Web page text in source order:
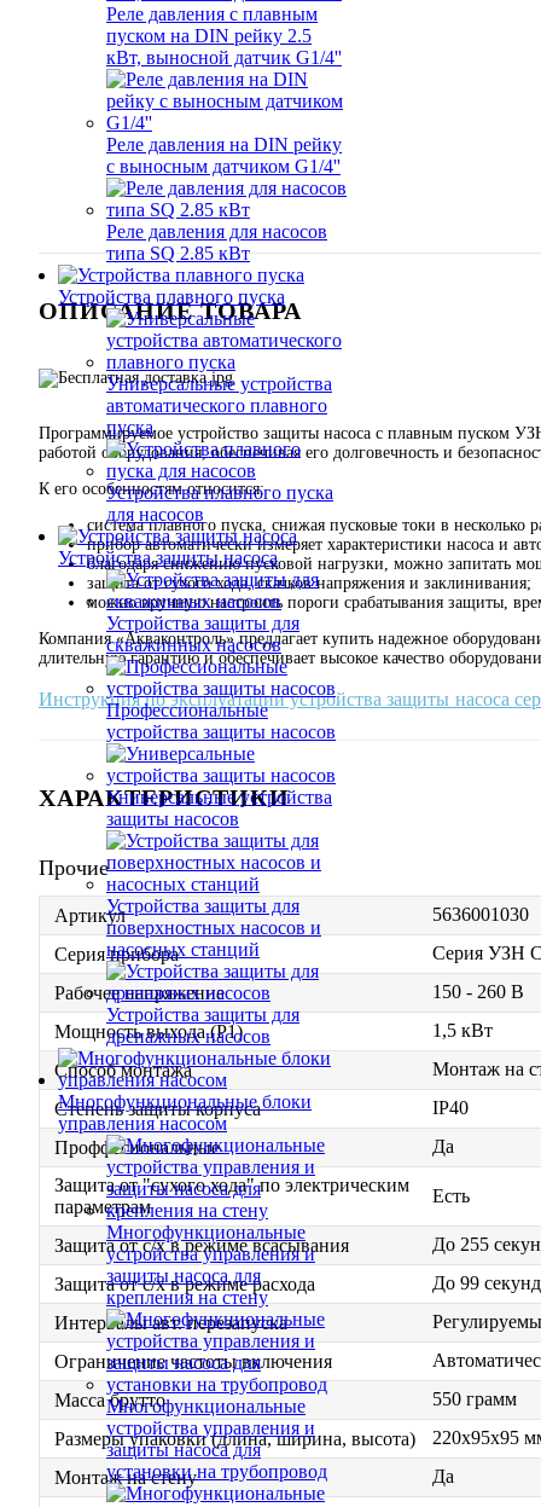
Реле давления с плавным
пуском на DIN рейку 2.5
кВт, выносной датчик G1/4''
Реле давления на DIN рейку
с выносным датчиком G1/4''
Реле давления для насосов
типа SQ 2.85 кВт
Устройства плавного пуска
Универсальные устройства
автоматического плавного
пуска
Устройства плавного пуска
для насосов
Устройства защиты насоса
Устройства защиты для
скважинных насосов
Профессиональные
устройства защиты насосов
Универсальные устройства
защиты насосов
Устройства защиты для
поверхностных насосов и
насосных станций
Устройства защиты для
дренажных насосов
Многофункциональные блоки
управления насосом
Многофункциональные
устройства управления и
защиты насоса для
крепления на стену
Многофункциональные
устройства управления и
защиты насоса для
установки на трубопровод
ОПИСАНИЕ ТОВАРА
Программируемое устройство защиты насоса с плавным пуском
работой оборудования, обеспечивая его долговечность и
К его особенностям относится:
система плавного пуска, снижая пусковые токи в несколько
прибор автоматически измеряет характеристики насоса и
благодаря снижению пусковой нагрузки, можно запитать
защита от сухого хода, скачков напряжения и заклинивания;
можно вручную настроить пороги срабатывания защиты,
Компания «Акваконтроль» предлагает купить надежное
длительную гарантию и обеспечивает высокое качество
Инструкция по эксплуатации устройства защиты насоса
ХАРАКТЕРИСТИКИ
Прочие
Артикул
5636001030
Серия прибора
Серия УЗН
Рабочее напряжение
150 - 260 В
Мощность выхода (P1)
1,5 кВт
Способ монтажа
Монтаж на
Степень защиты корпуса
IP40
Проффесиональные Да
Защита от "сухого хода" по электрическим
параметрам
Есть
Защита от с/х в режиме всасывания До 255
Защита от с/х в режиме расхода До 99 секунд
Интервалы авт. перезапуска
Ограничение частоты включения
Масса брутто
550 грамм
Размеры упаковки (длина, ширина, высота)
220х95х95
Монтаж на стену
Да